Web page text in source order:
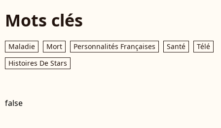
Mots clés
Maladie Mort Personnalités Françaises Santé
Télé
Histoires De Stars
false